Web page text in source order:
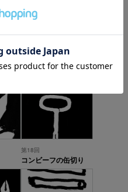
第18回
コンビーフの缶切り